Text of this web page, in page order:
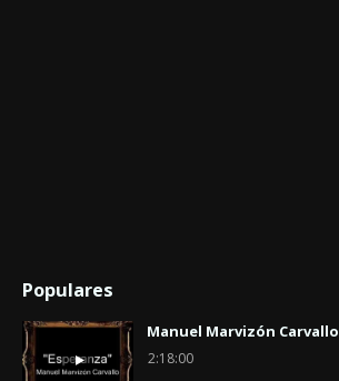
Populares
Manuel Marvizón Carvallo
2:18:00